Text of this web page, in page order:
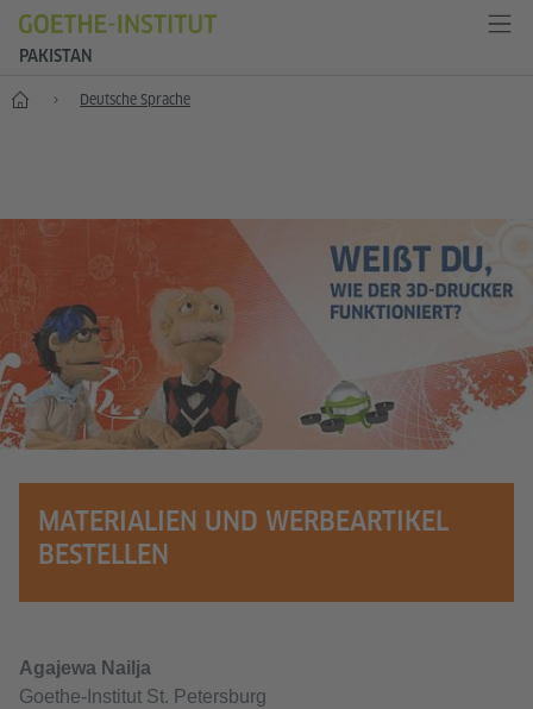
PAKISTAN
Start Deutsche Sprache
MATERIALIEN UND WERBEARTIKEL
BESTELLEN
Agajewa Nailja
Goethe-Institut St. Petersburg